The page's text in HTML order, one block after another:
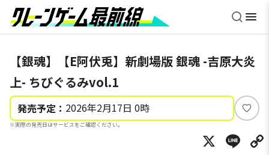
【銀魂】【E阿伏兎】新劇場版 銀魂 -吉原大炎
上- ちびぐるみvol.1
発売予定： 2026年2月17日 0時
※実際の発売日はサービスをご確認ください。
い
ね
X